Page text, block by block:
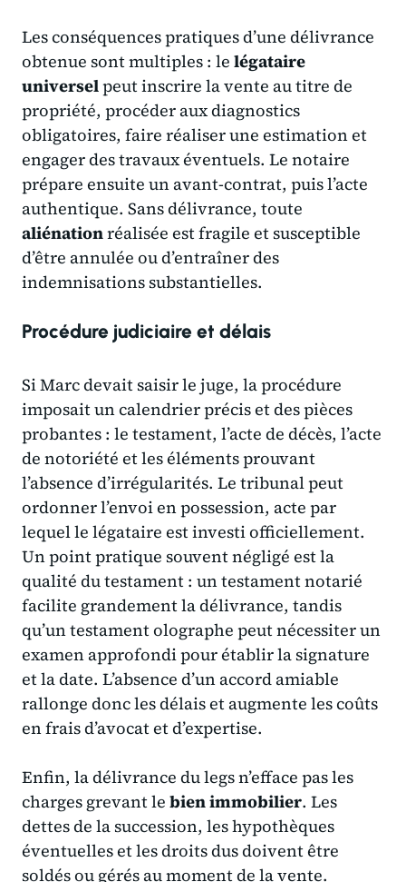
Les conséquences pratiques d’une délivrance
obtenue sont multiples : le légataire
universelpeut inscrire la vente au titre de
propriété, procéder aux diagnostics
obligatoires, faire réaliser une estimation et
engager des travaux éventuels. Le notaire
prépare ensuite un avant-contrat, puis l’acte
authentique. Sans délivrance, toute
aliénationréalisée est fragile et susceptible
d’être annulée ou d’entraîner des
indemnisations substantielles.
Procédure judiciaire et délais
Si Marc devait saisir le juge, la procédure
imposait un calendrier précis et des pièces
probantes : le testament, l’acte de décès, l’acte
de notoriété et les éléments prouvant
l’absence d’irrégularités. Le tribunal peut
ordonner l’envoi en possession, acte par
lequel le légataire est investi officiellement.
Un point pratique souvent négligé est la
qualité du testament : un testament notarié
facilite grandement la délivrance, tandis
qu’un testament olographe peut nécessiter un
examen approfondi pour établir la signature
et la date. L’absence d’un accord amiable
rallonge donc les délais et augmente les coûts
en frais d’avocat et d’expertise.
Enfin, la délivrance du legs n’efface pas les
charges grevant le bien immobilier. Les
dettes de la succession, les hypothèques
éventuelles et les droits dus doivent être
soldés ou gérés au moment de la vente.